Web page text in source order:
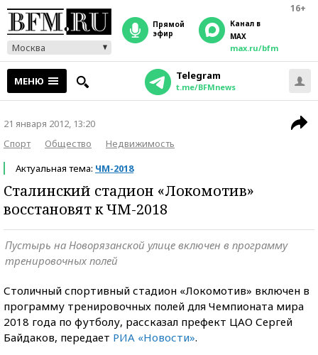
16+
Москва
прямой
эфир
Канал в
MAX
max.ru/bfm
МЕНЮ Telegram
t.me/BFMnews
21 января 2012, 13:20
Спорт
Общество
Недвижимость
Актуальная тема: ЧМ-2018
Сталинский стадион «Локомотив»
восстановят к ЧМ-2018
Пустырь на Новорязанской улице включен в программу
тренировочных полей
Столичный спортивный стадион «Локомотив» включен в
программу тренировочных полей для Чемпионата мира
2018 года по футболу, рассказал префект ЦАО Сергей
Байдаков, передает РИА «Новости».